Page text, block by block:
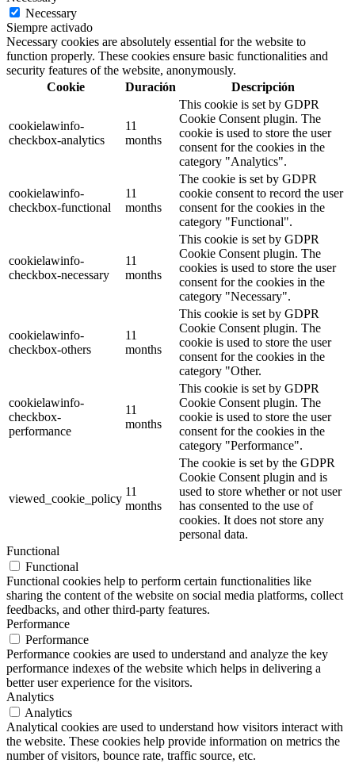
Necessary
Siempre activado
Necessary cookies are absolutely essential for the website to
function properly. These cookies ensure basic functionalities and
security features of the website, anonymously.
Cookie
Duración Descripción
cookielawinfo-
checkbox-analytics
11
months
This cookie is set by GDPR
Cookie Consent plugin. The
cookie is used to store the user
consent for the cookies in the
category "Analytics".
cookielawinfo-
checkbox-functional
11
months
The cookie is set by GDPR
cookie consent to record the user
consent for the cookies in the
category "Functional".
cookielawinfo-
checkbox-necessary
11
months
This cookie is set by GDPR
Cookie Consent plugin. The
cookies is used to store the user
consent for the cookies in the
category "Necessary".
cookielawinfo-
checkbox-others
11
months
This cookie is set by GDPR
Cookie Consent plugin. The
cookie is used to store the user
consent for the cookies in the
category "Other.
cookielawinfo-
checkbox-
performance
11
months
This cookie is set by GDPR
Cookie Consent plugin. The
cookie is used to store the user
consent for the cookies in the
category "Performance".
viewed_cookie_policy
11
months
The cookie is set by the GDPR
Cookie Consent plugin and is
used to store whether or not user
has consented to the use of
cookies. It does not store any
personal data.
Functional
Functional
Functional cookies help to perform certain functionalities like
sharing the content of the website on social media platforms, collect
feedbacks, and other third-party features.
Performance
Performance
Performance cookies are used to understand and analyze the key
performance indexes of the website which helps in delivering a
better user experience for the visitors.
Analytics
Analytics
Analytical cookies are used to understand how visitors interact with
the website. These cookies help provide information on metrics the
number of visitors, bounce rate, traffic source, etc.